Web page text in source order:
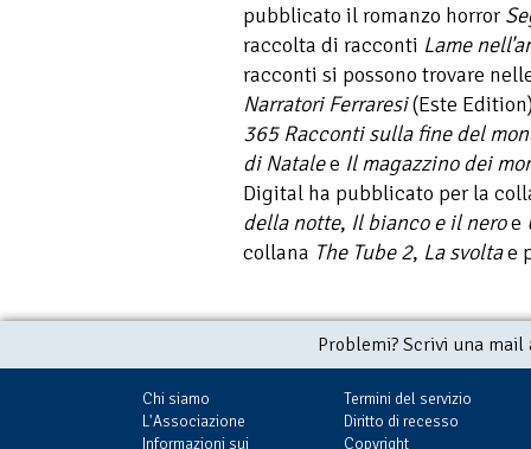
pubblicato il romanzo horror
raccolta di racconti Lame
racconti si possono trovare
Narratori Ferraresi(Este
365 Racconti sulla fine del
di Natalee Il magazzino dei
Digital ha pubblicato per la
della notte, Il bianco e il neroe
collana The Tube 2, La svoltae
Problemi? Scrivi una
Chi siamo
L'Associazione
Informazioni sui
Termini del servizio
Diritto di recesso
Copyright